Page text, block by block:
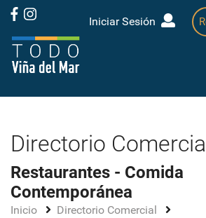
Iniciar Sesión
Directorio Comercial
Restaurantes - Comida
Contemporánea
Inicio
Directorio Comercial